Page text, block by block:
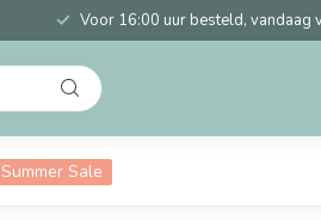
Voor 16:00 uur besteld, vandaag
Summer Sale